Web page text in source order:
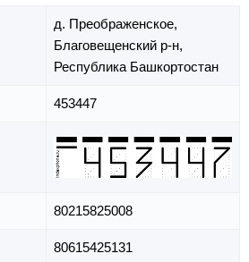
д. Преображенское,
Благовещенский р-н,
Республика Башкортостан
453447
80215825008
80615425131